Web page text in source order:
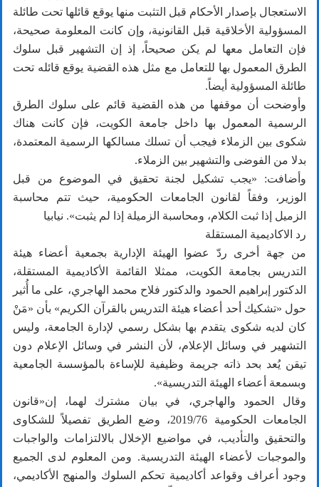
الاستعجال بإصدار الأحكام قبل التثبت منها يوقع قائلها تحت طائلة
المسؤولية الأخلاقية قبل القانونية، وإن كانت المعلومة صحيحة،
فإن التعامل معها لم يكن صحيحاً، إذ إن التشهير قبل سلوك
الطرق المعمول بها للتعامل مع مثل هذه القضية يوقع قائله تحت
طائلة المسؤولية أيضاً.
وأوضحت أن موقفها من هذه القضية قائم على سلوك الطرق
الرسمية المعمول بها داخل جامعة الكويت، فإن كانت هناك
شكوى بين الزملاء فيجب أن تسلك مسالكها الرسمية المعتمدة،
بدلا من الفوضى والتشهير بين الزملاء.
وأضافت: «يجب تشكيل لجنة تحقيق في الموضوع من قبل
الوزير، وفقاً لقانون الجامعات الحكومية، حيث تتم محاسبة
الزميل إذا ثبت الكلام، ومحاسبة الزميلة إذا لم يثبت». نيابيا
رد الاكاديمية المستقلة
من جهة أخرى ردّ عضوا الهيئة الإدارية بجمعية أعضاء هيئة
التدريس بجامعة الكويت، ممثلا القائمة الأكاديمية المستقلة،
الدكتور إبراهيم الحمود والدكتور فلاح محمد الهاجري، على ما أُثير
حول «تشكيك أحد أعضاء هيئة التدريس بالقرآن الكريم» بأن «مَنْ
كان لديه شكوى يتقدم بها بشكل رسمي لإدارة الجامعة، وليس
التشهير في وسائل الإعلام، لأن النشر في وسائل الإعلام دون
تيقن يُعد بحد ذاته جريمة وظيفية للإساءة بالمؤسسة الجامعية
وبسمعة أعضاء الهيئة التدريسية».
وقال الحمود والهاجري، في بيان مشترك لهما، إن«قانون
الجامعات الحكومية 2019/76، وضع الطريق تفصيلاً للشكاوى
والتحقيق والتأديب، في مواضيع الإخلال بالالتزامات والواجبات
والموجبات لأعضاء الهيئة التدريسية. ومن المعلوم لدى الجميع
وجود أعراف وقواعد أكاديمية تحكم السلوك والمنهج الأكاديمي،